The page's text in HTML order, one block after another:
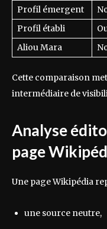
Profil émergent
Profil établi
Aliou Mara
Cette comparaison
intermédiaire de
Analyse
page
Une page Wikipédia
une source neutre,